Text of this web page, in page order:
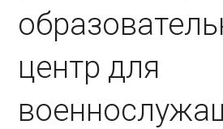
центр для